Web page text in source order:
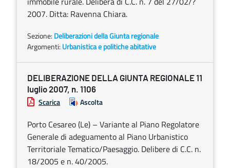
2007. Ditta: Ravenna Chiara.
Sezione: Deliberazioni della Giunta regionale
Argomenti: Urbanistica e politiche abitative
DELIBERAZIONE DELLA GIUNTA REGIONALE 11
luglio 2007, n. 1106
Scarica Ascolta
Porto Cesareo (Le) – Variante al Piano Regolatore
Generale di adeguamento al Piano Urbanistico
Territoriale Tematico/Paesaggio. Delibere di C.C. n.
18/2005 e n. 40/2005.